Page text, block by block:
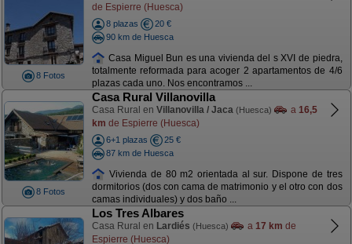
8 Fotos
de Espierre (Huesca)
8 plazas
20 €
90 km de Huesca
Casa Miguel Bun es una vivienda del s XVI de piedra,
totalmente reformada para acoger 2 apartamentos de 4/6
plazas cada uno. Nos encontramos ...
8 Fotos
Casa Rural Villanovilla
Casa Rural en Villanovilla / Jaca (Huesca) a 16,5
km de Espierre (Huesca)
6+1 plazas
25 €
87 km de Huesca
Vivienda de 80 m2 orientada al sur. Dispone de tres
dormitorios (dos con cama de matrimonio y el otro con dos
camas individuales) y dos baño ...
Los Tres Albares
Casa Rural en Lardiés (Huesca) a 17 km de
Espierre (Huesca)